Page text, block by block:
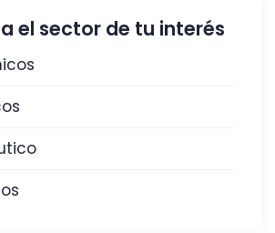
el sector de tu interés